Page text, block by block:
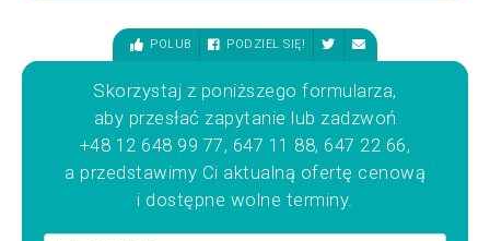
POLUB PODZIEL SIĘ!
Skorzystaj z poniższego formularza,
aby przesłać zapytanie lub zadzwoń
+48 12 648 99 77, 647 11 88, 647 22 66,
a przedstawimy Ci aktualną ofertę cenową
i dostępne wolne terminy.